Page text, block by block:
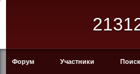
Форум Участники Поиск